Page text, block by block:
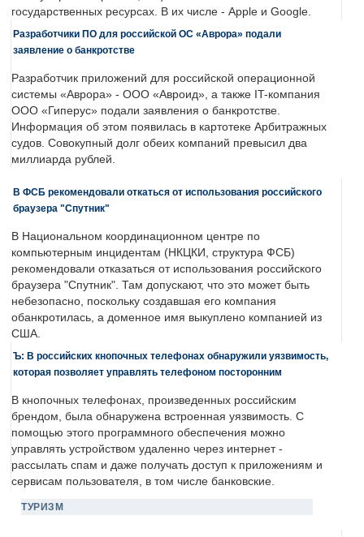
государственных ресурсах. В их числе - Apple и Google.
Разработчики ПО для российской ОС «Аврора» подали
заявление о банкротстве
Разработчик приложений для российской операционной
системы «Аврора» - ООО «Авроид», а также IT-компания
ООО «Гиперус» подали заявления о банкротстве.
Информация об этом появилась в картотеке Арбитражных
судов. Совокупный долг обеих компаний превысил два
миллиарда рублей.
В ФСБ рекомендовали откаться от использования российского
браузера "Спутник"
В Национальном координационном центре по
компьютерным инцидентам (НКЦКИ, структура ФСБ)
рекомендовали отказаться от использования российского
браузера "Спутник". Там допускают, что это может быть
небезопасно, поскольку создавшая его компания
обанкротилась, а доменное имя выкуплено компанией из
США.
Ъ: В российских кнопочных телефонах обнаружили уязвимость,
которая позволяет управлять телефоном посторонним
В кнопочных телефонах, произведенных российским
брендом, была обнаружена встроенная уязвимость. С
помощью этого программного обеспечения можно
управлять устройством удаленно через интернет -
рассылать спам и даже получать доступ к приложениям и
сервисам пользователя, в том числе банковские.
ТУРИЗМ